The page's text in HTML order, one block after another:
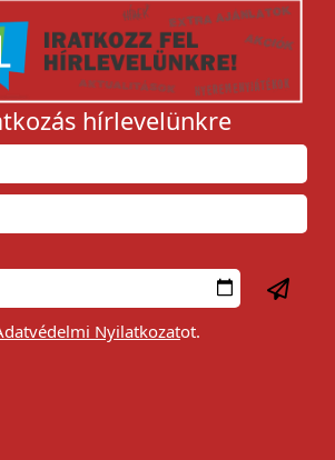
hírlevelünkre
Nyilatkozatot.